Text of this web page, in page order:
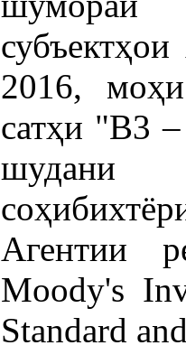
2016,
сатҳи "B3
шудани
Агентии
Moody's
Standard